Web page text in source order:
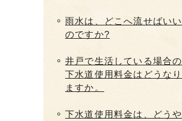
雨水は、どこへ流せばいい
のですか?
井戸で生活している場合の
下水道使用料金はどうなり
ますか。
下水道使用料金は、どうや